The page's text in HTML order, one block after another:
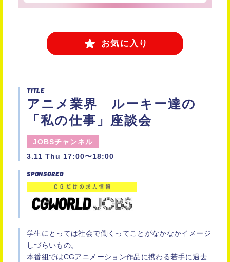
お気に入り
TITLE
アニメ業界 ルーキー達の
「私の仕事」座談会
JOBSチャンネル
3.11 Thu 17:00〜18:00
SPONSORED
学生にとっては社会で働くってことがなかなかイメージ
しづらいもの。
本番組ではCGアニメーション作品に携わる若手に過去